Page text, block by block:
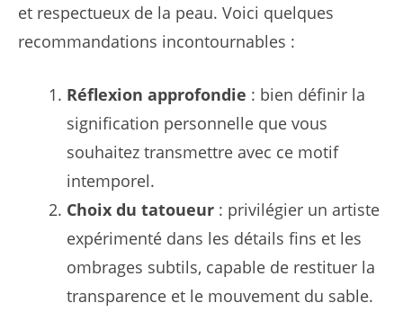
et respectueux de la peau. Voici quelques
recommandations incontournables :
Réflexion approfondie : bien définir la
signification personnelle que vous
souhaitez transmettre avec ce motif
intemporel.
Choix du tatoueur : privilégier un artiste
expérimenté dans les détails fins et les
ombrages subtils, capable de restituer la
transparence et le mouvement du sable.